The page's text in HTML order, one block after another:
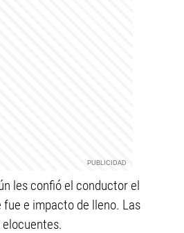
les confió el conductor el
fue e impacto de lleno. Las